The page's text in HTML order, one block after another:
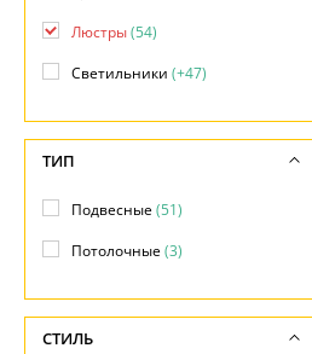
Люстры(54)
Светильники (+47)
ТИП
Подвесные(51)
Потолочные(3)
СТИЛЬ